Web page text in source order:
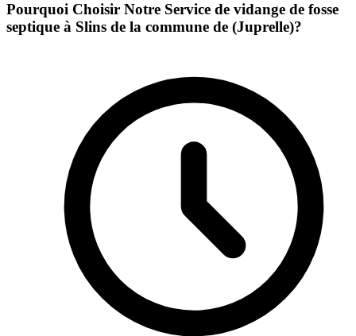
Pourquoi Choisir Notre Service de vidange de fosse
septique à Slins de la commune de (Juprelle)?